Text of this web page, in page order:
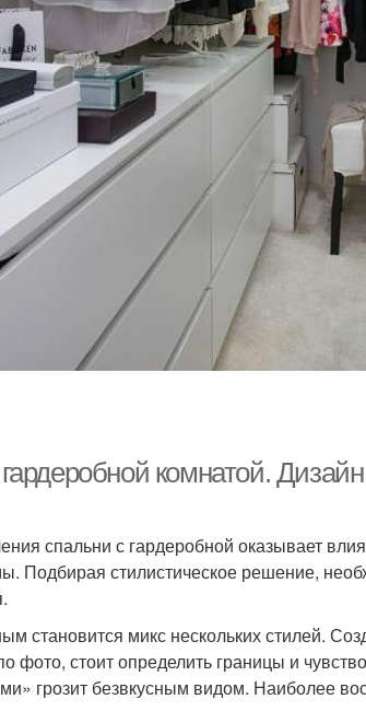
комнатой.
спальни с гардеробной оказывает
Подбирая стилистическое решение,
становится микс нескольких стилей.
фото, стоит определить границы и
грозит безвкусным видом. Наиболее